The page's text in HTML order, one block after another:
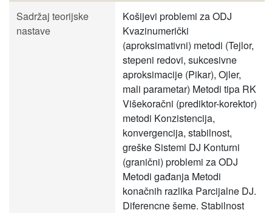
Sadržaj teorijske
nastave
Košijevi problemi za ODJ
Kvazinumerički
(aproksimativni) metodi (Tejlor,
stepeni redovi, sukcesivne
aproksimacije (Pikar), Ojler,
mali parametar) Metodi tipa RK
Višekoračni (prediktor-korektor)
metodi Konzistencija,
konvergencija, stabilnost,
greške Sistemi DJ Konturni
(granični) problemi za ODJ
Metodi gađanja Metodi
konačnih razlika Parcijalne DJ.
Diferencne šeme. Stabilnost